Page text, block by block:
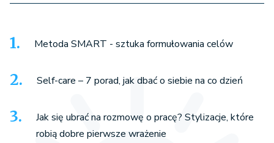
Metoda SMART - sztuka formułowania celów
Self-care – 7 porad, jak dbać o siebie na co dzień
Jak się ubrać na rozmowę o pracę? Stylizacje, które
robią dobre pierwsze wrażenie